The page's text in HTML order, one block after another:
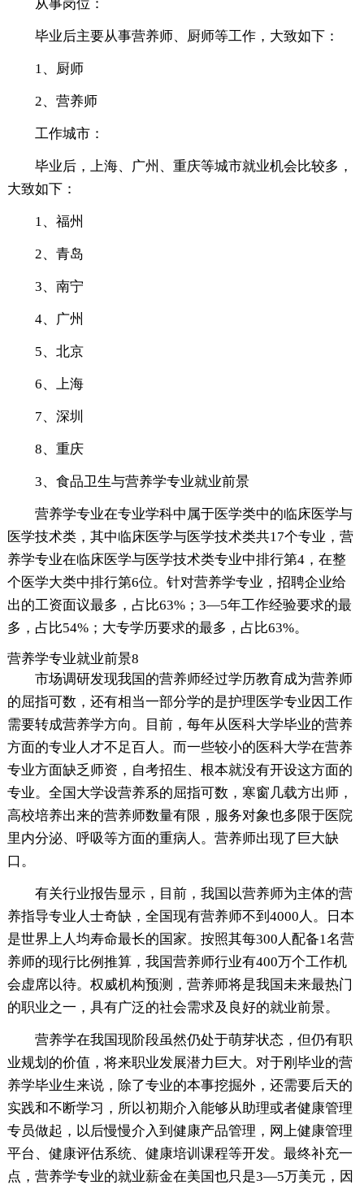
从事岗位：
毕业后主要从事营养师、厨师等工作，大致如下：
1、厨师
2、营养师
工作城市：
毕业后，上海、广州、重庆等城市就业机会比较多，
大致如下：
1、福州
2、青岛
3、南宁
4、广州
5、北京
6、上海
7、深圳
8、重庆
3、食品卫生与营养学专业就业前景
营养学专业在专业学科中属于医学类中的临床医学与
医学技术类，其中临床医学与医学技术类共17个专业，营
养学专业在临床医学与医学技术类专业中排行第4，在整
个医学大类中排行第6位。针对营养学专业，招聘企业给
出的工资面议最多，占比63%；3—5年工作经验要求的最
多，占比54%；大专学历要求的最多，占比63%。
营养学专业就业前景8
市场调研发现我国的营养师经过学历教育成为营养师
的屈指可数，还有相当一部分学的是护理医学专业因工作
需要转成营养学方向。目前，每年从医科大学毕业的营养
方面的专业人才不足百人。而一些较小的医科大学在营养
专业方面缺乏师资，自考招生、根本就没有开设这方面的
专业。全国大学设营养系的屈指可数，寒窗几载方出师，
高校培养出来的营养师数量有限，服务对象也多限于医院
里内分泌、呼吸等方面的重病人。营养师出现了巨大缺
口。
有关行业报告显示，目前，我国以营养师为主体的营
养指导专业人士奇缺，全国现有营养师不到4000人。日本
是世界上人均寿命最长的国家。按照其每300人配备1名营
养师的现行比例推算，我国营养师行业有400万个工作机
会虚席以待。权威机构预测，营养师将是我国未来最热门
的职业之一，具有广泛的社会需求及良好的就业前景。
营养学在我国现阶段虽然仍处于萌芽状态，但仍有职
业规划的价值，将来职业发展潜力巨大。对于刚毕业的营
养学毕业生来说，除了专业的本事挖掘外，还需要后天的
实践和不断学习，所以初期介入能够从助理或者健康管理
专员做起，以后慢慢介入到健康产品管理，网上健康管理
平台、健康评估系统、健康培训课程等开发。最终补充一
点，营养学专业的就业薪金在美国也只是3—5万美元，因